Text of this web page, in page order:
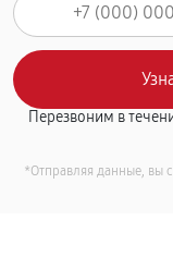
Перезвоним в
*Отправляя данные, вы